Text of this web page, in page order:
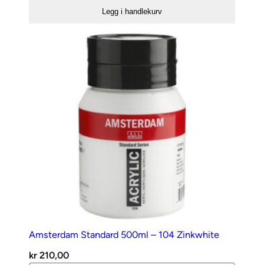
Legg i handlekurv
Amsterdam Standard 500ml – 104 Zinkwhite
kr 210,00